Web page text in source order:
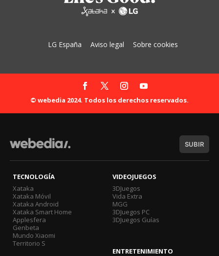
LG España Aviso legal Sobre cookies
© webedia 2024. Todos los derechos reservados.
SUBIR
TECNOLOGÍA
Xataka
Xataka Móvil
Xataka Android
Xataka Smart Home
Applesfera
Genbeta
Mundo Xiaomi
Territorio S
VIDEOJUEGOS
3DJuegos
Vida Extra
MGG
3DJuegos PC
3DJuegos Guías
ENTRETENIMIENTO